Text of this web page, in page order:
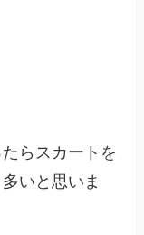
らスカートを
いと思いま